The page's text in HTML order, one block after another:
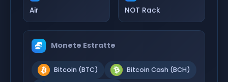
Air NOT Rack
Monete Estratte
Bitcoin (BTC) Bitcoin Cash (BCH)